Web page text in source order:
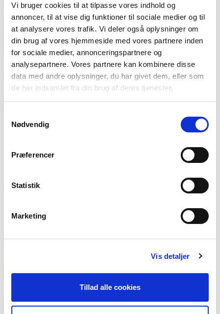
Vi bruger cookies til at tilpasse vores indhold og
annoncer, til at vise dig funktioner til sociale medier og til
at analysere vores trafik. Vi deler også oplysninger om
din brug af vores hjemmeside med vores partnere inden
for sociale medier, annonceringspartnere og
analysepartnere. Vores partnere kan kombinere disse
data med andre oplysninger, du har givet dem, eller som
de har indsamlet fra din brug af deres tjenester.
Nødvendig
Præferencer
Statistik
Marketing
Vis detaljer
Tillad alle cookies
Deep Lavender Classic Red
Orange peel
Lavender mist Cocoa Brown